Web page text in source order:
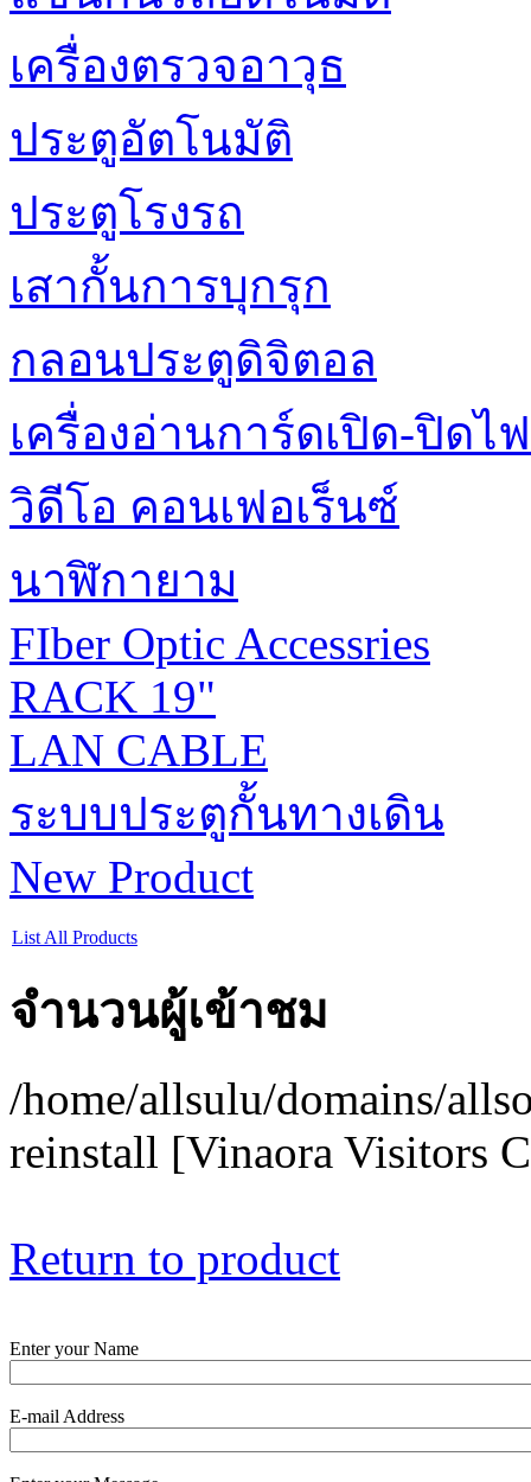
เครื่องตรวจอาวุธ
ประตูอัตโนมัติ
ประตูโรงรถ
เสากั้นการบุกรุก
กลอนประตูดิจิตอล
เครื่องอ่านการ์ดเปิด-ปิดไฟ
วิดีโอ คอนเฟอเร็นซ์
นาฬิกายาม
FIber Optic Accessries
RACK 19"
LAN CABLE
ระบบประตูกั้นทางเดิน
New Product
List All Products
จำนวนผู้เข้าชม
/home/allsulu/domains/
reinstall [Vinaora Visitors
Return to product
Enter your Name
E-mail Address